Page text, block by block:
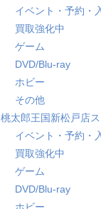
イベント・予約・
買取強化中
ゲーム
DVD/Blu-ray
ホビー
その他
桃太郎王国新松戸店
イベント・予約・
買取強化中
ゲーム
DVD/Blu-ray